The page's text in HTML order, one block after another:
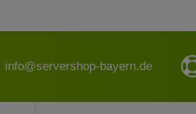
info@servershop-bayern.de